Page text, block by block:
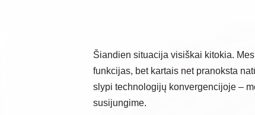
Šiandien situacija visiškai kitokia.
funkcijas, bet kartais net pranoksta
slypi technologijų konvergencijoje –
susijungime.